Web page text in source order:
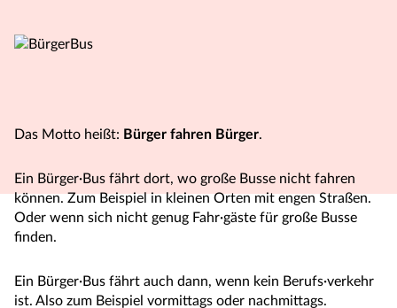
Das Motto heißt: Bürger fahren Bürger.
Ein Bürger·Bus fährt dort, wo große Busse nicht fahren
können. Zum Beispiel in kleinen Orten mit engen Straßen.
Oder wenn sich nicht genug Fahr·gäste für große Busse
finden.
Ein Bürger·Bus fährt auch dann, wenn kein Berufs·verkehr
ist. Also zum Beispiel vormittags oder nachmittags.